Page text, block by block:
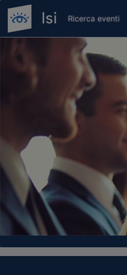
Ricerca eventi
Previous